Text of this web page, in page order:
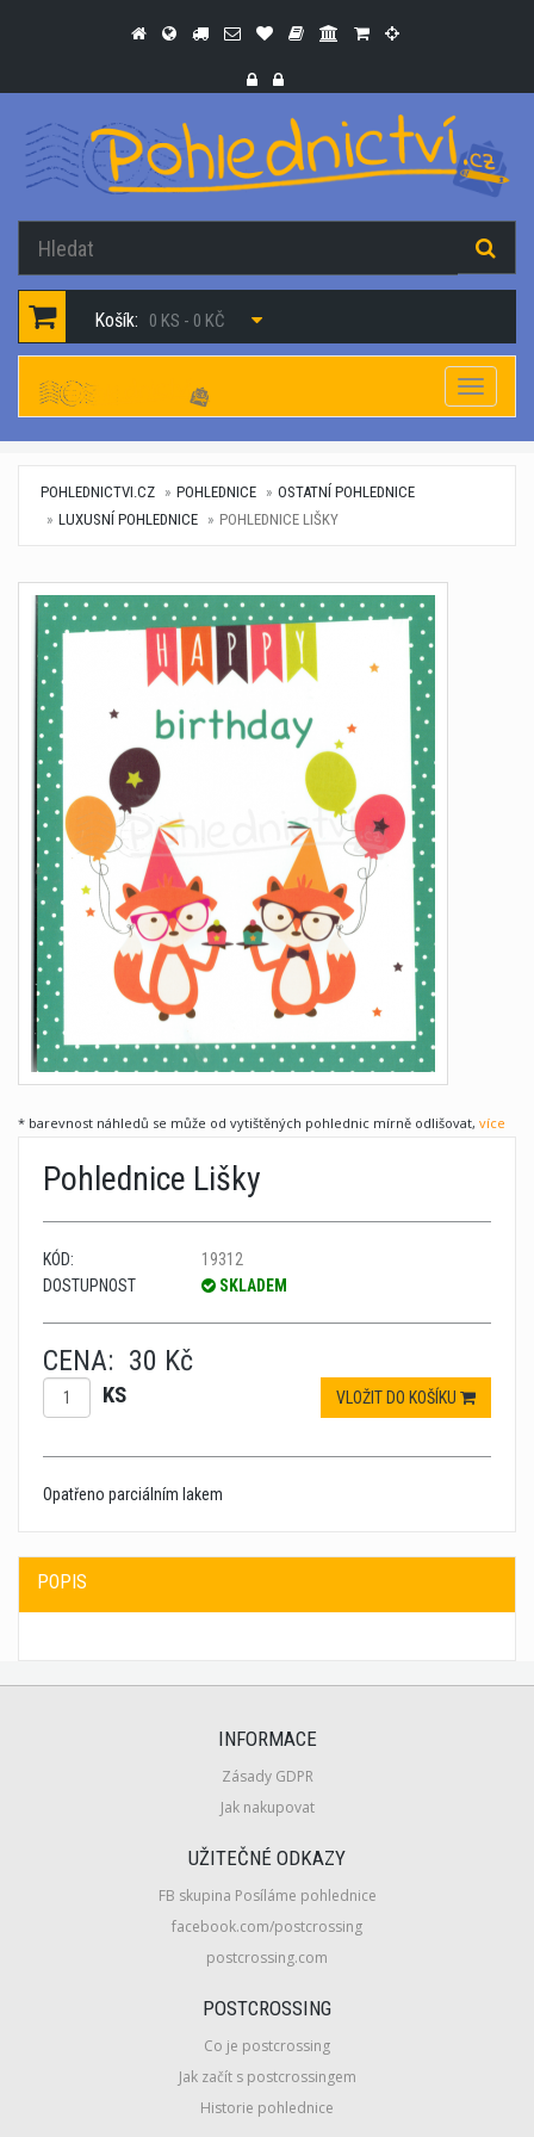
Košík: 0 KS - 0 KČ
POHLEDNICTVI.CZ POHLEDNICE
OSTATNÍ POHLEDNICE
LUXUSNÍ POHLEDNICE
POHLEDNICE LIŠKY
* barevnost náhledů se může od vytištěných pohlednic mírně odlišovat, více
Pohlednice Lišky
KÓD:
19312
DOSTUPNOST
SKLADEM
CENA: 30 Kč
KS VLOŽIT DO KOŠÍKU
Opatřeno parciálním lakem
POPIS
INFORMACE
Zásady GDPR
Jak nakupovat
UŽITEČNÉ ODKAZY
FB skupina Posíláme pohlednice
facebook.com/postcrossing
postcrossing.com
POSTCROSSING
Co je postcrossing
Jak začít s postcrossingem
Historie pohlednice